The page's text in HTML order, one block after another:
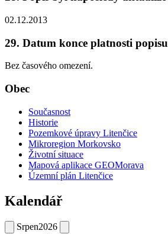
02.12.2013
29. Datum konce platnosti popisu
Bez časového omezení.
Obec
Současnost
Historie
Pozemkové úpravy Litenčice
Mikroregion Morkovsko
Životní situace
Mapová aplikace GEOMorava
Územní plán Litenčice
Kalendář
Srpen2026